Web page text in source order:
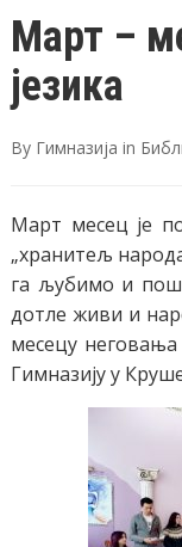
Март –
језика
By Гимназија in
Март месец је
„хранитељ
га љубимо и
дотле живи и
месецу
Гимназију у